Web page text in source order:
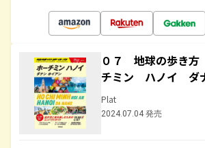
０７ 地球の歩き
チミン ハノイ ダ
Plat
2024.07.04 発売